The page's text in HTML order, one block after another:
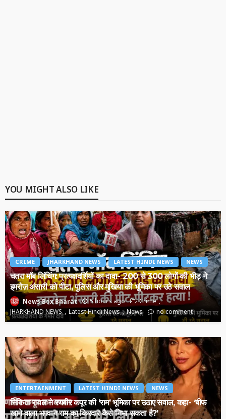
YOU MIGHT ALSO LIKE
CRIME JHARKHAND NEWS LATEST HINDI NEWS NEWS
चतरा मॉब लिंचिंग: प्रत्यक्षदर्शियों का दावा- 200 से 300 लोगों की भीड़ ने
इमरोज़ अंसारी को पीटा, पुलिस और मुखिया की भूमिका पर उठे सवाल
News Box Bharat 5 hours ago
Crime
JHARKHAND NEWS
Latest Hindi News News no comment
ENTERTAINMENT LATEST HINDI NEWS NEWS
निकिता रावल ने रणबीर कपूर की ‘राम’ भूमिका पर उठाए सवाल, कहा- ‘बीफ
खाने वाला भगवान राम का किरदार कैसे निभा सकता है?’